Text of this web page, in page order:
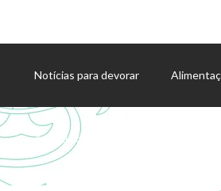
Notícias para devorar
Agenda de eventos